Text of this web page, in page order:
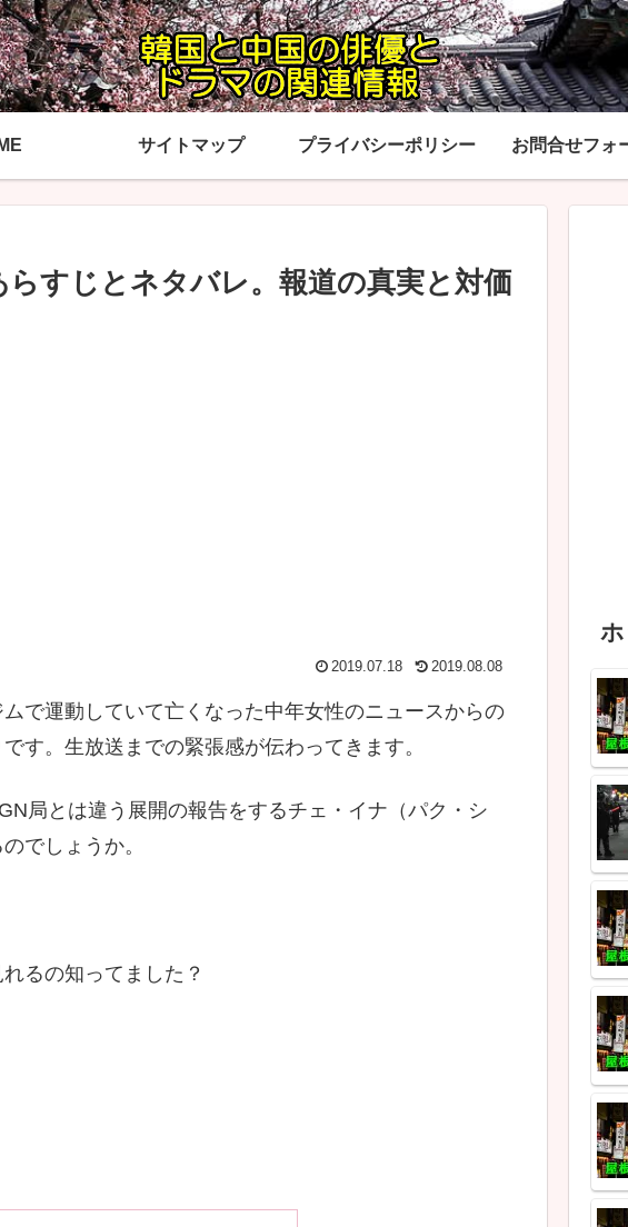
サイトマップ プライバシーポリシー お問合せフォ
すじとネタバレ。報道の真実と対価
2019.07.18 2019.08.08
で運動していて亡くなった中年女性のニュースからの
す。生放送までの緊張感が伝わってきます。
局とは違う展開の報告をするチェ・イナ（パク・シ
でしょうか。
るの知ってました？